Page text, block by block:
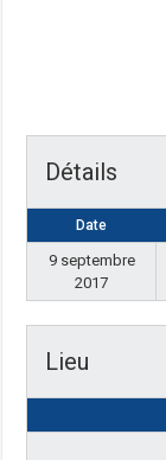
Détails
Date
9 septembre
2017
Lieu